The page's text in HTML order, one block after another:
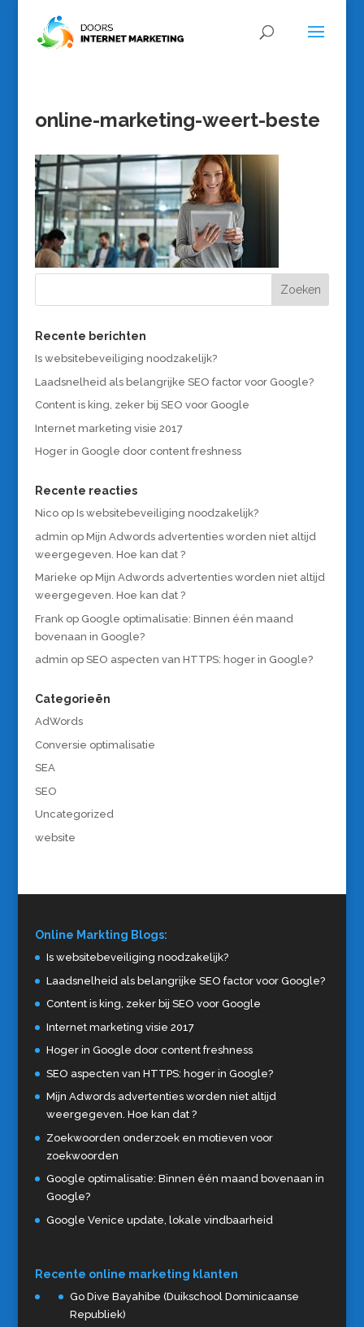
online-marketing-weert-beste
Recente berichten
Is websitebeveiliging noodzakelijk?
Laadsnelheid als belangrijke SEO factor voor Google?
Content is king, zeker bij SEO voor Google
Internet marketing visie 2017
Hoger in Google door content freshness
Recente reacties
Nicoop Is websitebeveiliging noodzakelijk?
admin op Mijn Adwords advertenties worden niet altijd
weergegeven. Hoe kan dat ?
Marieke op Mijn Adwords advertenties worden niet altijd
weergegeven. Hoe kan dat ?
Frankop Google optimalisatie: Binnen één maand
bovenaan in Google?
admin op SEO aspecten van HTTPS: hoger in Google?
Categorieën
AdWords
Conversie optimalisatie
SEA
SEO
Uncategorized
website
Online Markting Blogs:
Is websitebeveiliging noodzakelijk?
Laadsnelheid als belangrijke SEO factor voor Google?
Content is king, zeker bij SEO voor Google
Internet marketing visie 2017
Hoger in Google door content freshness
SEO aspecten van HTTPS: hoger in Google?
Mijn Adwords advertenties worden niet altijd
weergegeven. Hoe kan dat ?
Zoekwoorden onderzoek en motieven voor
zoekwoorden
Google optimalisatie: Binnen één maand bovenaan in
Google?
Google Venice update, lokale vindbaarheid
Recente online marketing klanten
Go Dive Bayahibe (Duikschool Dominicaanse
Republiek)